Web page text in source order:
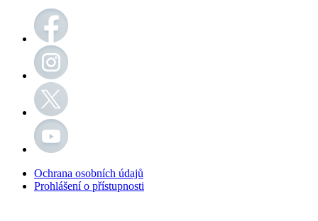
Ochrana osobních údajů
Prohlášení o přístupnosti